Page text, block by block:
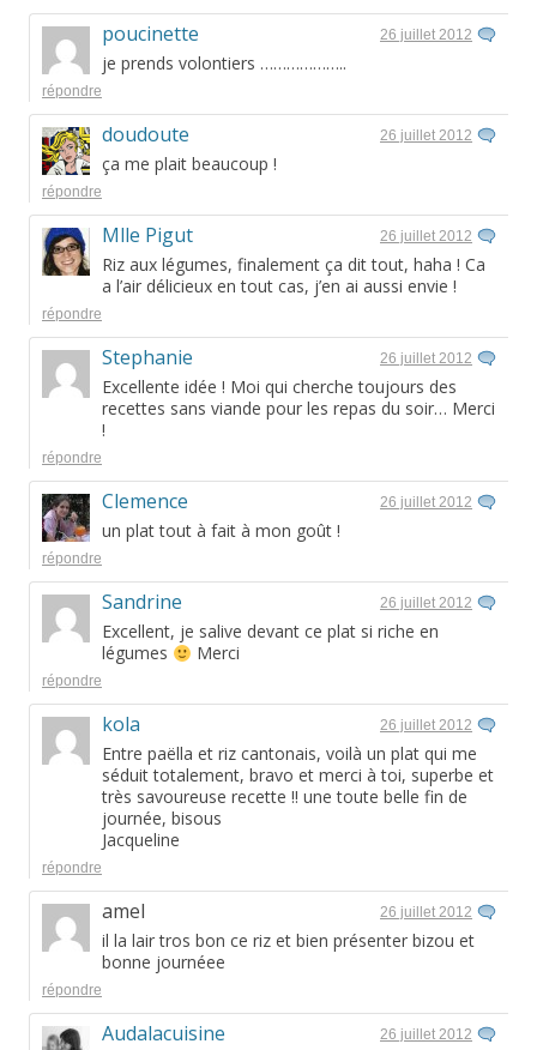
poucinette 26 juillet 2012
je prends volontiers ………………..
répondre
doudoute 26 juillet 2012
ça me plait beaucoup !
répondre
Mlle Pigut 26 juillet 2012
Riz aux légumes, finalement ça dit tout, haha ! Ca
a l’air délicieux en tout cas, j’en ai aussi envie !
répondre
Stephanie 26 juillet 2012
Excellente idée ! Moi qui cherche toujours des
recettes sans viande pour les repas du soir… Merci
!
répondre
Clemence 26 juillet 2012
un plat tout à fait à mon goût !
répondre
Sandrine 26 juillet 2012
Excellent, je salive devant ce plat si riche en
légumes
Merci
répondre
kola 26 juillet 2012
Entre paëlla et riz cantonais, voilà un plat qui me
séduit totalement, bravo et merci à toi, superbe et
très savoureuse recette !! une toute belle fin de
journée, bisous
Jacqueline
répondre
amel 26 juillet 2012
il la lair tros bon ce riz et bien présenter bizou et
bonne journéee
répondre
Audalacuisine 26 juillet 2012